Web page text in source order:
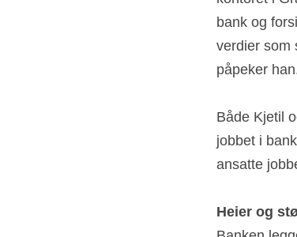
kontoret i
bank og
verdier
påpeker han.
Både Kjetil
jobbet i
ansatte
Heier og